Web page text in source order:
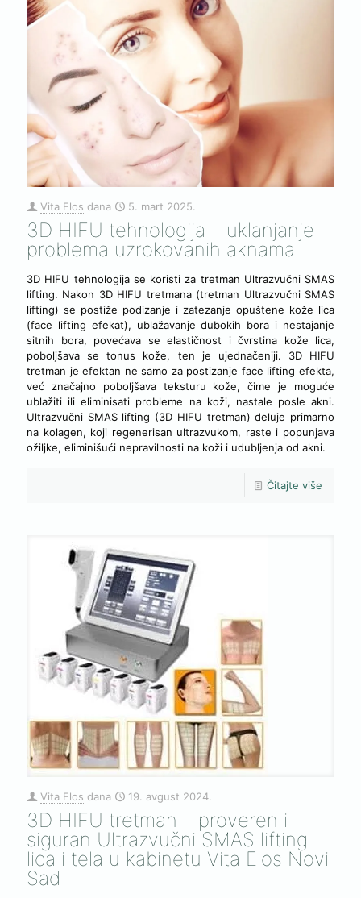
Vita Elos dana 5. mart 2025.
3D HIFU tehnologija – uklanjanje
problema uzrokovanih aknama
3D HIFU tehnologija se koristi za tretman Ultrazvučni SMAS
lifting. Nakon 3D HIFU tretmana (tretman Ultrazvučni SMAS
lifting) se postiže podizanje i zatezanje opuštene kože lica
(face lifting efekat), ublažavanje dubokih bora i nestajanje
sitnih bora, povećava se elastičnost i čvrstina kože lica,
poboljšava se tonus kože, ten je ujednačeniji. 3D HIFU
tretman je efektan ne samo za postizanje face lifting efekta,
već značajno poboljšava teksturu kože, čime je moguće
ublažiti ili eliminisati probleme na koži, nastale posle akni.
Ultrazvučni SMAS lifting (3D HIFU tretman) deluje primarno
na kolagen, koji regenerisan ultrazvukom, raste i popunjava
ožiljke, eliminišući nepravilnosti na koži i udubljenja od akni.
Čitajte više
Vita Elos dana 19. avgust 2024.
3D HIFU tretman – proveren i
siguran Ultrazvučni SMAS lifting
lica i tela u kabinetu Vita Elos Novi
Sad